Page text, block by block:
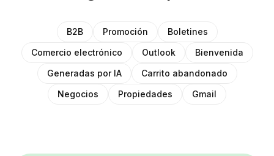
B2B Promoción
Boletines
Comercio electrónico
Outlook
Bienvenida
Generadas por IA
Carrito abandonado
Negocios
Propiedades Gmail